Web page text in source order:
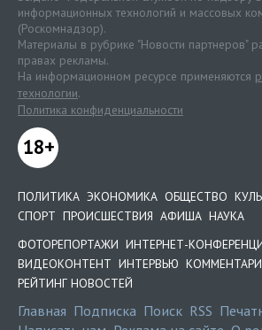
информационных технологий и массовых
(Роскомнадзор).
Материалы в рубрике "Новости партнеров"
правах рекламы.
На информационном ресурсе применяются
технологии.
Политика конфиденциальности
18+
ПОЛИТИКА ЭКОНОМИКА ОБЩЕСТВО
СПОРТ ПРОИСШЕСТВИЯ АФИША НАУКА
ФОТОРЕПОРТАЖИ ИНТЕРНЕТ-
ВИДЕОКОНТЕНТ ИНТЕРВЬЮ
РЕЙТИНГ НОВОСТЕЙ
Главная Подписка Поиск RSS